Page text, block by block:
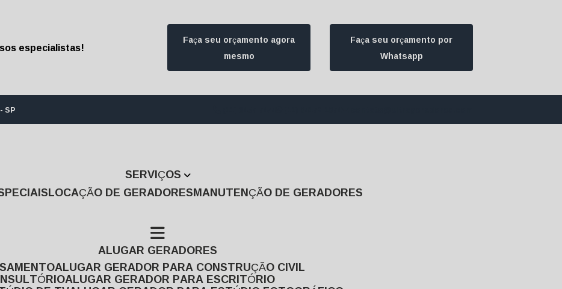
especialistas!
Faça seu orçamento agora
mesmo
Faça seu orçamento por
Whatsapp
SP
SERVIÇOS
LOCAÇÃO DE GERADORES MANUTENÇÃO DE GERADORES
ALUGAR GERADORES
ALUGAR GERADOR PARA CONSTRUÇÃO CIVIL
ALUGAR GERADOR PARA ESCRITÓRIO